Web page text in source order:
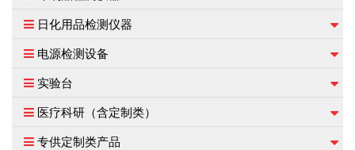
日化用品检测仪器
电源检测设备
实验台
医疗科研（含定制类）
专供定制类产品